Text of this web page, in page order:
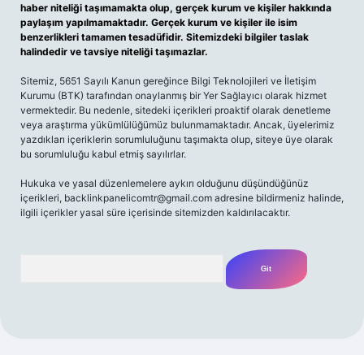
haber niteliği taşımamakta olup, gerçek kurum ve kişiler hakkında
paylaşım yapılmamaktadır. Gerçek kurum ve kişiler ile isim
benzerlikleri tamamen tesadüfidir. Sitemizdeki bilgiler taslak
halindedir ve tavsiye niteliği taşımazlar.
Sitemiz, 5651 Sayılı Kanun gereğince Bilgi Teknolojileri ve İletişim
Kurumu (BTK) tarafından onaylanmış bir Yer Sağlayıcı olarak hizmet
vermektedir. Bu nedenle, sitedeki içerikleri proaktif olarak denetleme
veya araştırma yükümlülüğümüz bulunmamaktadır. Ancak, üyelerimiz
yazdıkları içeriklerin sorumluluğunu taşımakta olup, siteye üye olarak
bu sorumluluğu kabul etmiş sayılırlar.
Hukuka ve yasal düzenlemelere aykırı olduğunu düşündüğünüz
içerikleri, backlinkpanelicomtr@gmail.com adresine bildirmeniz halinde,
ilgili içerikler yasal süre içerisinde sitemizden kaldırılacaktır.